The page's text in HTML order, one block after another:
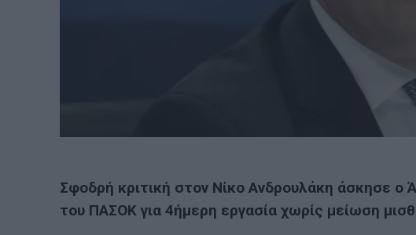
Σφοδρή κριτική στον Νίκο Ανδρουλάκη άσκησε
του ΠΑΣΟΚ για 4ήμερη εργασία χωρίς μείωση